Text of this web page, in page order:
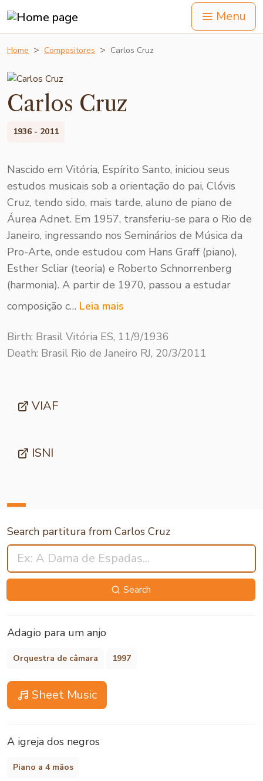
Menu
Home Compositores Carlos Cruz
Carlos Cruz
1936 - 2011
Nascido em Vitória, Espírito Santo, iniciou seus
estudos musi­cais sob a orientação do pai, Clóvis
Cruz, tendo sido, mais tarde, aluno de piano de
Áurea Adnet. Em 1957, transferiu-se para o Rio de
Janeiro, ingressando nos Seminários de Música da
Pro-Arte, onde estudou com Hans Graff (piano),
Esther Scliar (teoria) e Roberto Schnorrenberg
(harmonia). A partir de 1970, passou a estudar
composição c… Leia mais
Birth: Brasil Vitória ES, 11/9/1936
Death: Brasil Rio de Janeiro RJ, 20/3/2011
VIAF
ISNI
Search partitura from Carlos Cruz
Search
Adagio para um anjo
Orquestra de câmara 1997
Sheet Music
A igreja dos negros
Piano a 4 mãos